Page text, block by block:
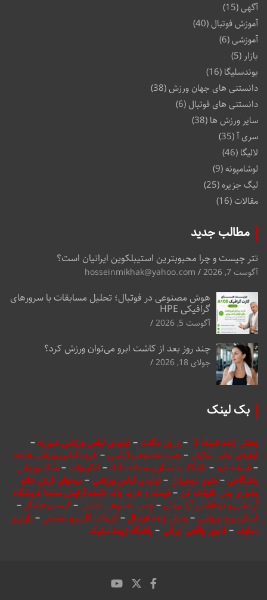
آگهی(15)
آموزش فوتبال (40)
آموزشی(6)
بازار (5)
بوندسلیگا (16)
دانستنی های جهان ورزش(38)
دانستنی های فوتبال (6)
سایر ورزش ها (38)
سری آ(35)
لالیگا (46)
لوشامپونه(9)
لیگ جزیره (25)
مقالات(16)
مطالب جدید
تتر چیست و چرا محبوبترین استیبلکوین ایرانیان است؟
آگوست 7, 2026 hosseinmikhak@yahoo.com
هوش مصنوعی در فوتبال؛ تحلیل مسابقات با سرورهای
گرافیکی HPE
آگوست 5, 2026
چند روز بعد از کاشت ابرو می‌توان ورزش کرد؟
جولای 18, 2026
بک لینک
پخش زنده شبکه 3 –دریل مگنت–تولیدی لباس ورزشی منیریه–
تولیدی لباس فوتبال –چمن مصنوعی تزئینی –خرید لباس ورزشی عمده
–شیشه خم–باشگاه بدنسازی سعادت آباد – انکربولت–ساک ورزشی
باشگاهی –منوی دیجیتال –تولیدی لباس ورزشی –میخوای فرش هاتو
بشوری پس کلیلک کن –قیمت و خرید پاک کننده آرایش سنتلا فروشگاه
آرایشی و بهداشتی آرا بیوتی –چمن مصنوعی فوتبال –کیمدی فوتبال –
اسکوربورد ورزشی –پخش زنده فوتبال –کربنات کلسیم صنعتی –باربری
دماوند–فالوور واقعی ایرانی –باشگاه ژیمناستیک